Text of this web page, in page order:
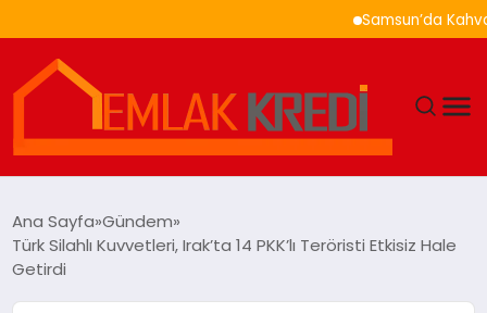
Samsun’da Kahvaltı
EKONOMI
Ana Sayfa Gündem
Türk Silahlı Kuvvetleri, Irak’ta 14 PKK’lı Teröristi Etkisiz Hale
Getirdi